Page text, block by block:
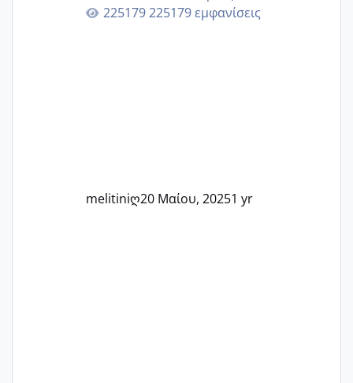
Εδώ θα μοιραστούμε αγωνίες, χαρές,
εμπειρίες και κάθε μικρή ή μεγάλη
225179 εμφανίσεις
melitiniღ20 Μαίου, 20251 yr